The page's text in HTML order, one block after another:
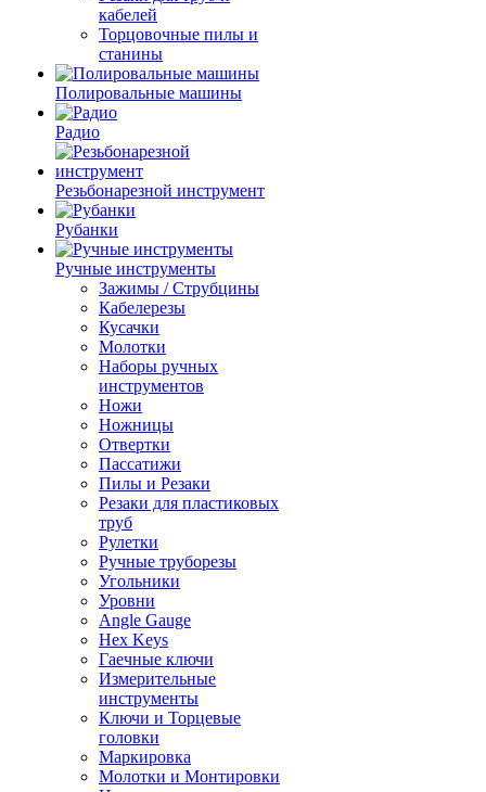
кабелей
Торцовочные пилы и
станины
Полировальные машины
Радио
Резьбонарезной инструмент
Рубанки
Ручные инструменты
Зажимы / Струбцины
Кабелерезы
Кусачки
Молотки
Наборы ручных
инструментов
Ножи
Ножницы
Отвертки
Пассатижи
Пилы и Резаки
Резаки для пластиковых
труб
Рулетки
Ручные труборезы
Угольники
Уровни
Angle Gauge
Hex Keys
Гаечные ключи
Измерительные
инструменты
Ключи и Торцевые
головки
Маркировка
Молотки и Монтировки